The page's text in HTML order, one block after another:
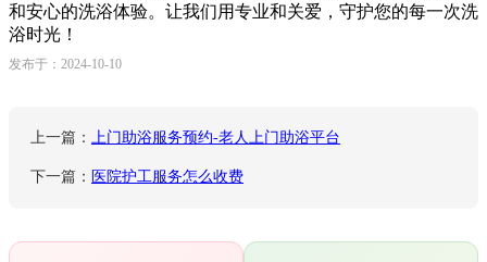
和安心的洗浴体验。让我们用专业和关爱，守护您的每一次洗
浴时光！
发布于：2024-10-10
上一篇： 上门助浴服务预约-老人上门助浴平台
下一篇： 医院护工服务怎么收费